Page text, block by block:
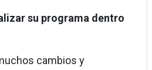
su programa dentro
cambios y